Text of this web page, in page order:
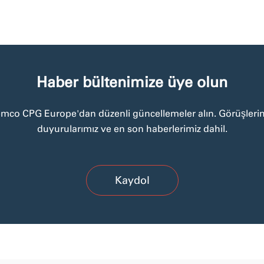
Haber bültenimize üye olun
CPG Europe'dan düzenli güncellemeler alın.
duyurularımız ve en son haberlerimiz dahil.
Kaydol